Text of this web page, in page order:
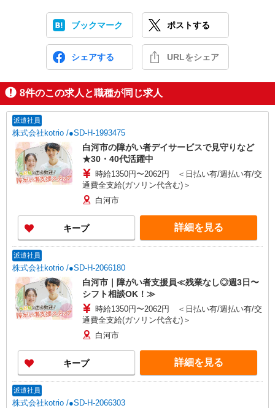
ブックマーク ポストする
シェアする URLをシェア
8件のこの求人と職種が同じ求人
派遣社員
株式会社kotrio /●SD-H-1993475
白河市の障がい者デイサービスで見守りなど
★30・40代活躍中
時給1350円〜2062円 ＜日払い有/週払い有/交
通費全支給(ガソリン代含む)＞
白河市
キープ 詳細を見る
派遣社員
株式会社kotrio /●SD-H-2066180
白河市｜障がい者支援員≪残業なし◎週3日〜
シフト相談OK！≫
時給1350円〜2062円 ＜日払い有/週払い有/交
通費全支給(ガソリン代含む)＞
白河市
キープ 詳細を見る
派遣社員
株式会社kotrio /●SD-H-2066303